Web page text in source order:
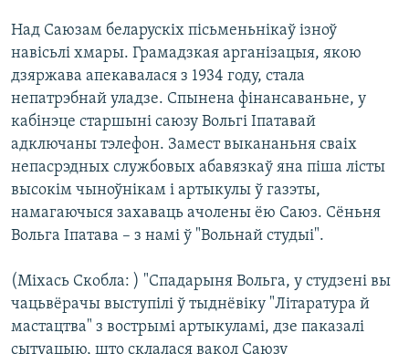
КАЛЯНДАР
НА ХВАЛЯХ СВАБОДЫ
Над Саюзам беларускіх пісьменьнікаў ізноў
навісьлі хмары. Грамадзкая арганізацыя, якою
дзяржава апекавалася з 1934 году, стала
непатрэбнай уладзе. Спынена фінансаваньне, у
кабінэце старшыні саюзу Вольгі Іпатавай
адключаны тэлефон. Замест выкананьня сваіх
непасрэдных службовых абавязкаў яна піша лісты
высокім чыноўнікам і артыкулы ў газэты,
намагаючыся захаваць ачолены ёю Саюз. Сёньня
Вольга Іпатава – з намі ў "Вольнай студыі".
(Міхась Скобла: ) "Спадарыня Вольга, у студзені вы
чацьвёрачы выступілі ў тыднёвіку "Літаратура й
мастацтва" з вострымі артыкуламі, дзе паказалі
сытуацыю, што склалася вакол Саюзу